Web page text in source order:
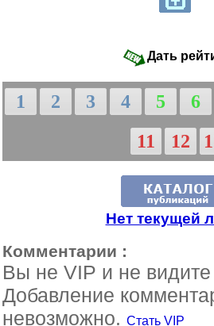
Дать
1 2 3 4 5 6
11
12
Нет текущей
Комментарии :
Вы не VIP и не
Добавление
невозможно. Стать VIP